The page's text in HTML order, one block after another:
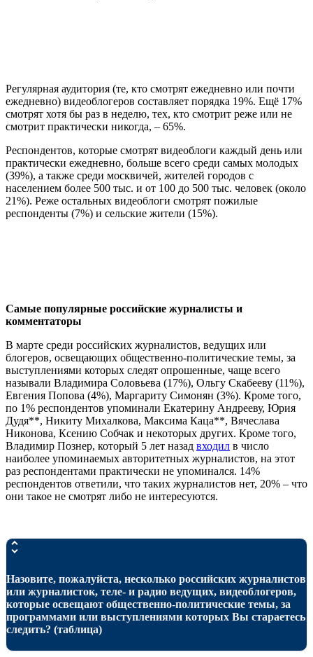
Регулярная аудитория (те, кто смотрят ежедневно или почти
ежедневно) видеоблогеров составляет порядка 19%. Ещё 17%
смотрят хотя бы раз в неделю, тех, кто смотрит реже или не
смотрит практически никогда, – 65%.
Респондентов, которые смотрят видеоблоги каждый день или
практически ежедневно, больше всего среди самых молодых
(39%), а также среди москвичей, жителей городов с
населением более 500 тыс. и от 100 до 500 тыс. человек (около
21%). Реже остальных видеоблоги смотрят пожилые
респонденты (7%) и сельские жители (15%).
Самые популярные российские журналисты и
комментаторы
В марте среди российских журналистов, ведущих или
блогеров, освещающих общественно-политические темы, за
выступлениями которых следят опрошенные, чаще всего
называли Владимира Соловьева (17%), Ольгу Скабееву (11%),
Евгения Попова (4%), Маргариту Симонян (3%). Кроме того,
по 1% респондентов упоминали Екатерину Андрееву, Юрия
Дудя**, Никиту Михалкова, Максима Каца**, Вячеслава
Никонова, Ксению Собчак и некоторых других. Кроме того,
Владимир Познер, который 5 лет назад входил в число
наиболее упоминаемых авторитетных журналистов, на этот
раз респондентами практически не упоминался. 14%
респондентов ответили, что таких журналистов нет, 20% – что
они такое не смотрят либо не интересуются.
Назовите, пожалуйста, несколько российских журналистов
или журналисток, теле- и радио ведущих, видеоблогеров,
которые освещают общественно-политические темы, за
программами или выступлениями которых Вы стараетесь
следить? (таблица)